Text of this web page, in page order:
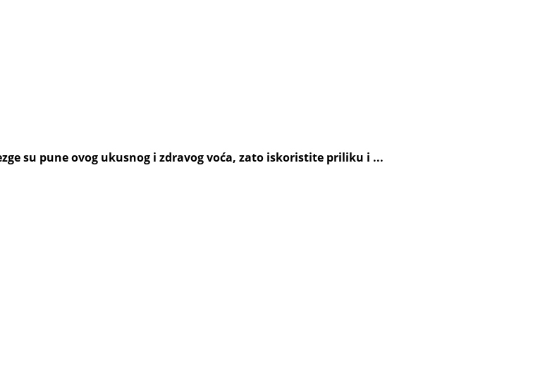
su pune ovog ukusnog i zdravog voća, zato iskoristite priliku i ...